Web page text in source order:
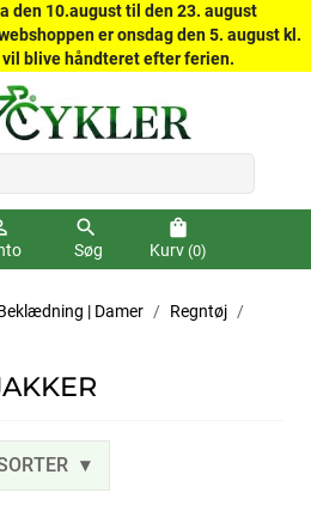
den 10.august til den 23. august
er onsdag den 5. august kl.
vil blive håndteret efter ferien.
search
Søg
shopping_bag
Kurv (0)
| Damer
Regntøj